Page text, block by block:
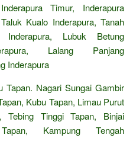
Timur, Inderapura
Kualo Inderapura, Tanah
Lubuk Betung
Lalang Panjang
Inderapura
Tapan. Nagari Sungai Gambir
Kubu Tapan, Limau Purut
Tebing Tinggi Tapan, Binjai
Kampung Tengah